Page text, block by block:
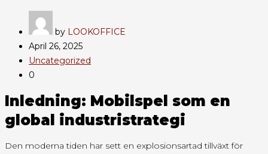
by LOOKOFFICE
April 26, 2025
Uncategorized
0
Inledning: Mobilspel som en
global industristrategi
Den moderna tiden har sett en explosionsartad tillväxt för